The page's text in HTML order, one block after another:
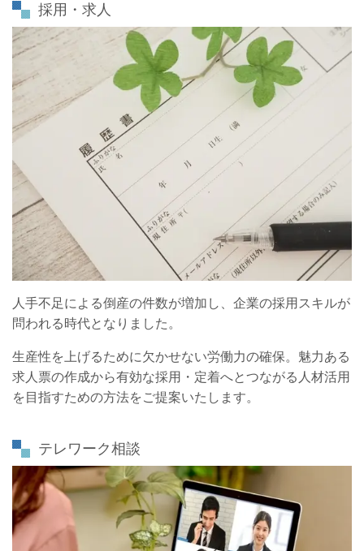
採用・求人
人手不足による倒産の件数が増加し、企業の採用スキルが
問われる時代となりました。
生産性を上げるために欠かせない労働力の確保。魅力ある
求人票の作成から有効な採用・定着へとつながる人材活用
を目指すための方法をご提案いたします。
テレワーク相談